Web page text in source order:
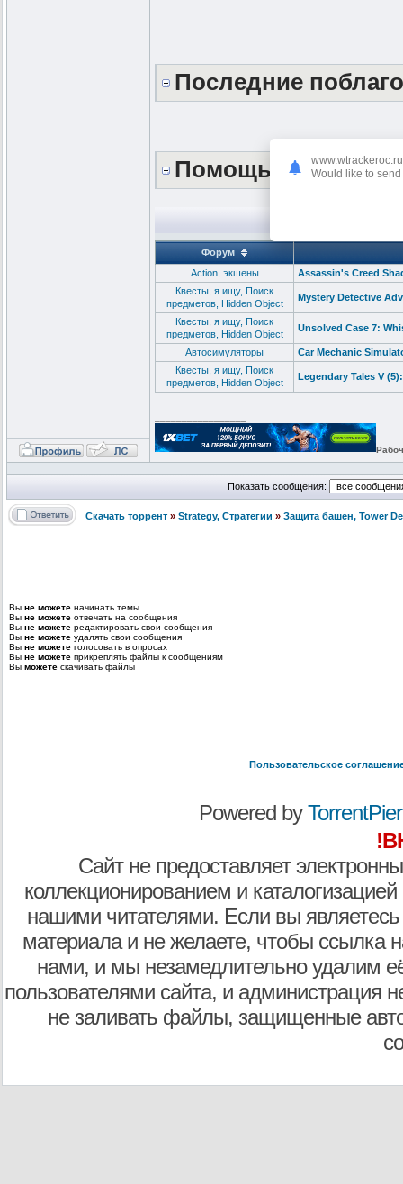
Последние
Помощь сайту
Форум
Action, экшены
Assassin's Creed
Квесты, я ищу, Поиск
предметов, Hidden Object
Mystery Detective
Квесты, я ищу, Поиск
предметов, Hidden Object
Unsolved Case 7:
Автосимуляторы
Car Mechanic
Квесты, я ищу, Поиск
предметов, Hidden Object
Legendary Tales V
Показать сообщения:
Скачать торрент » Strategy, Стратегии » Защита башен, Tower
Вы не можете начинать темы
Вы не можете отвечать на сообщения
Вы не можете редактировать свои сообщения
Вы не можете удалять свои сообщения
Вы не можете голосовать в опросах
Вы не можете прикреплять файлы к сообщениям
Вы можете скачивать файлы
Пользовательское
Powered by
Сайт не предоставляет
коллекционированием и
нашими читателями. Если вы являетесь
материала и не желаете, чтобы ссылка
нами, и мы незамедлительно удалим
пользователями сайта, и администрация
не заливать файлы, защищенные
www.wtrackeroc.ru
Would like to